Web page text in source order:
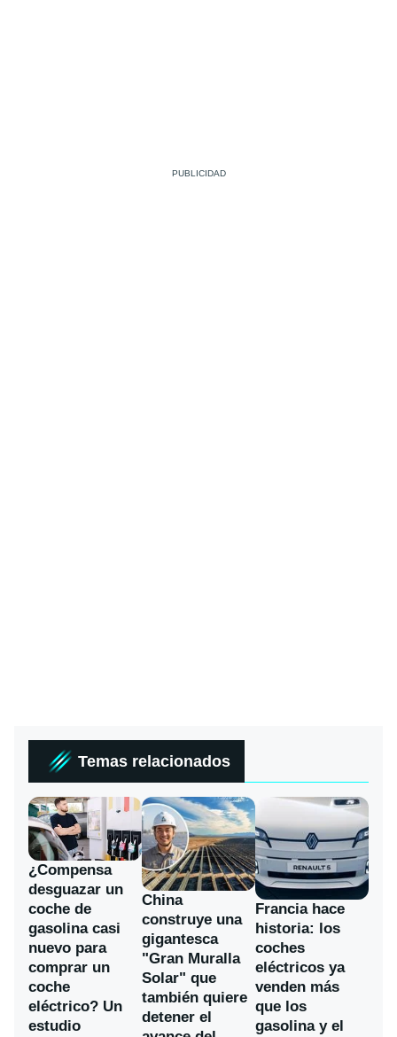
Temas relacionados
¿Compensa
desguazar un
coche de
gasolina casi
nuevo para
comprar un
coche
eléctrico? Un
estudio
China
construye una
gigantesca
"Gran Muralla
Solar" que
también quiere
detener el
Francia hace
historia: los
coches
eléctricos ya
venden más
que los
gasolina y el